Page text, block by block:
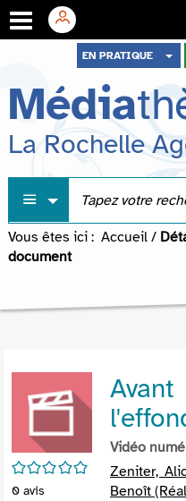
menu
contenu
recherche
EN PRATIQUE
Média
La Rochelle
Vous êtes ici : Accueil /
document
/5
0 avis
Avant
Vidéo
Zeniter,
Benoît